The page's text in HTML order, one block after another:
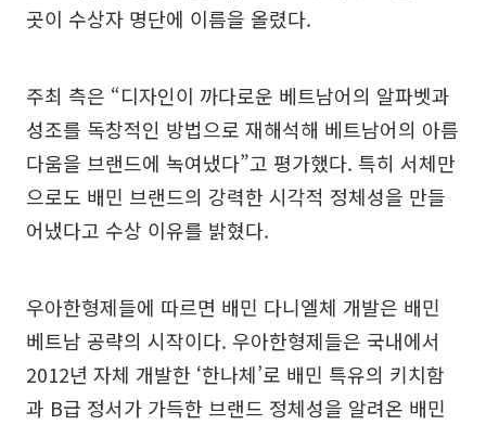
곳이 수상자 명단에 이름을 올렸다.
주최 측은 “디자인이 까다로운 베트남어의 알파벳과
성조를 독창적인 방법으로 재해석해 베트남어의 아름
다움을 브랜드에 녹여냈다”고 평가했다. 특히 서체만
으로도 배민 브랜드의 강력한 시각적 정체성을 만들
어냈다고 수상 이유를 밝혔다.
우아한형제들에 따르면 배민 다니엘체 개발은 배민
베트남 공략의 시작이다. 우아한형제들은 국내에서
2012년 자체 개발한 ‘한나체’로 배민 특유의 키치함
과 B급 정서가 가득한 브랜드 정체성을 알려온 배민